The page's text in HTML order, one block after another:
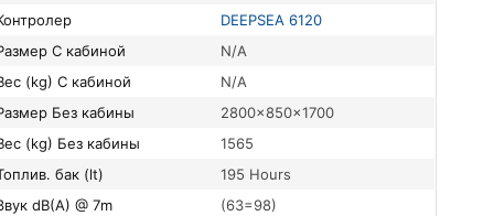
Контролер
DEEPSEA 6120
Размер С кабиной
N/A
Вес (kg) С кабиной
N/A
Размер Без кабины
2800x850x1700
Вес (kg) Без кабины
1565
Топлив. бак (lt)
195 Hours
Звук dB(A) @ 7m
(63=98)